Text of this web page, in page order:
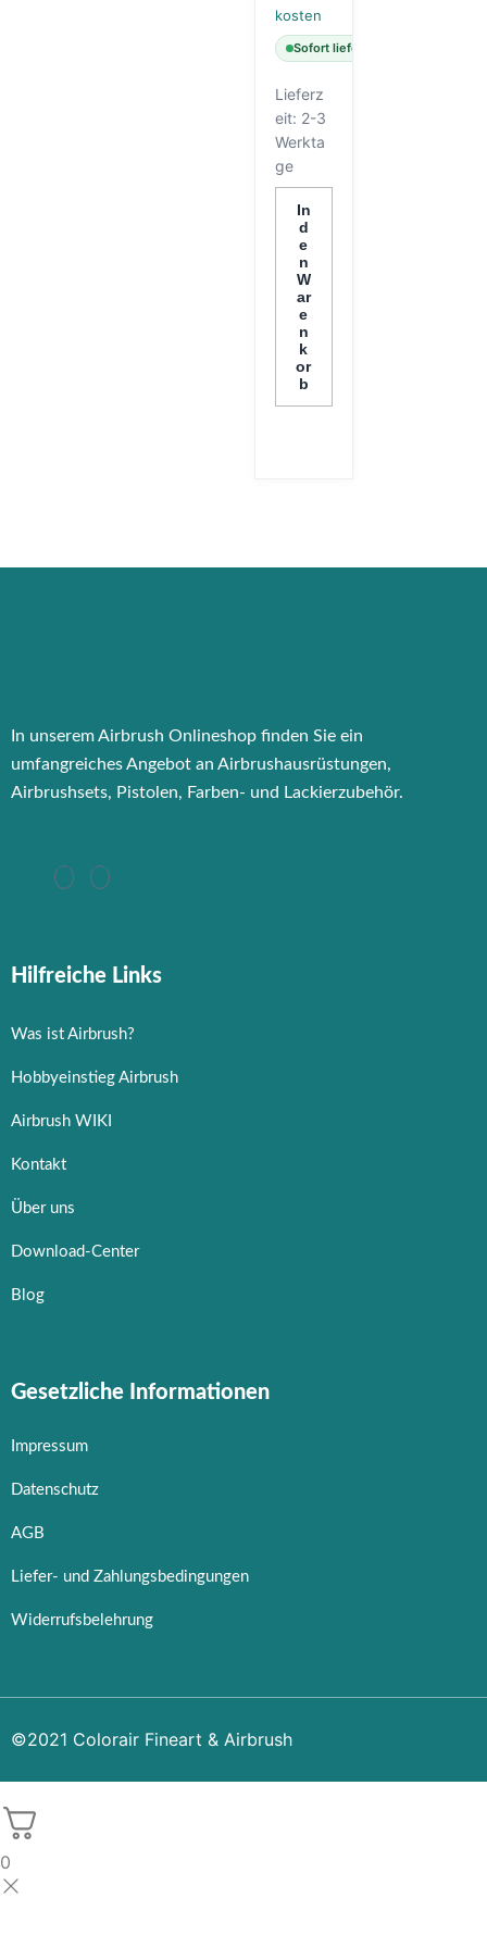
kosten
Sofort lieferbar
Lieferz
eit: 2-3
Werkta
ge
In
d
e
n
W
ar
e
n
k
or
b
In unserem Airbrush Onlineshop finden Sie ein
umfangreiches Angebot an Airbrushausrüstungen,
Airbrushsets, Pistolen, Farben- und Lackierzubehör.
Hilfreiche Links
Was ist Airbrush?
Hobbyeinstieg Airbrush
Airbrush WIKI
Kontakt
Über uns
Download-Center
Blog
Gesetzliche Informationen
Impressum
Datenschutz
AGB
Liefer- und Zahlungsbedingungen
Widerrufsbelehrung
©2021 Colorair Fineart & Airbrush
0